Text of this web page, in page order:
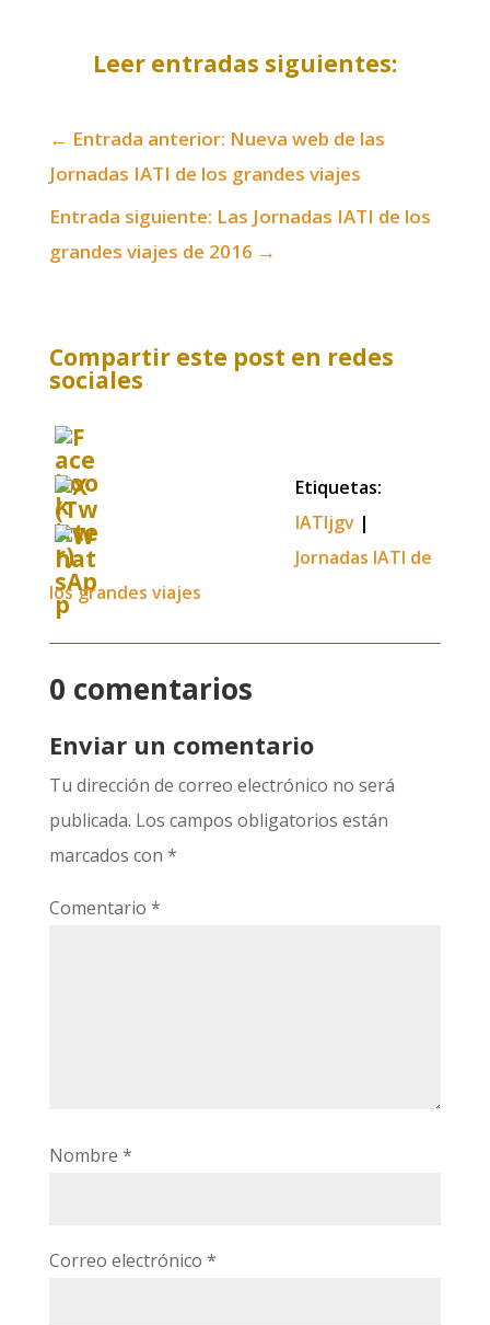
Leer entradas siguientes:
← Entrada anterior: Nueva web de las
Jornadas IATI de los grandes viajes
Entrada siguiente: Las Jornadas IATI de los
grandes viajes de 2016 →
Compartir este post en redes
sociales
Etiquetas:
IATIjgv|
Jornadas IATI de
los grandes viajes
0 comentarios
Enviar un comentario
Tu dirección de correo electrónico no será
publicada. Los campos obligatorios están
marcados con *
Comentario *
Nombre *
Correo electrónico *